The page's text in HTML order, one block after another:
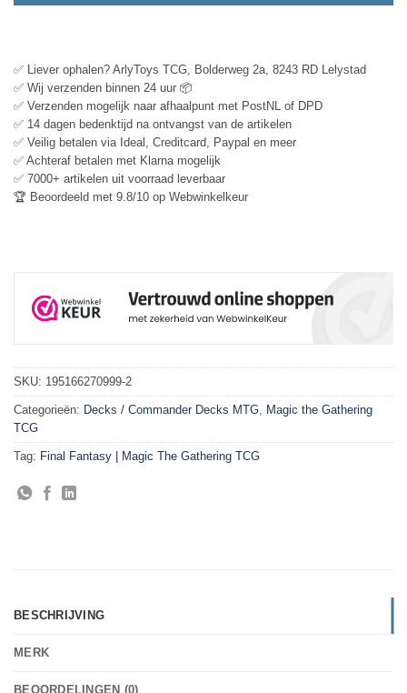
✅ Liever ophalen? ArlyToys TCG, Bolderweg 2a, 8243 RD Lelystad
✅ Wij verzenden binnen 24 uur 📦
✅ Verzenden mogelijk naar afhaalpunt met PostNL of DPD
✅ 14 dagen bedenktijd na ontvangst van de artikelen
✅ Veilig betalen via Ideal, Creditcard, Paypal en meer
✅ Achteraf betalen met Klarna mogelijk
✅ 7000+ artikelen uit voorraad leverbaar
🏆 Beoordeeld met 9.8/10 op Webwinkelkeur
SKU: 195166270999-2
Categorieën: Decks / Commander Decks MTG
Magic the Gathering
TCG
Tag: Final Fantasy | Magic The Gathering TCG
BESCHRIJVING
MERK
BEOORDELINGEN (0)